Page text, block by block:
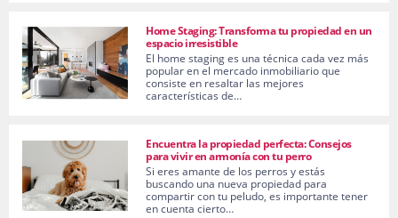
Home Staging: Transforma tu propiedad en un
espacio irresistible
El home staging es una técnica cada vez más
popular en el mercado inmobiliario que
consiste en resaltar las mejores
características de…
Encuentra la propiedad perfecta: Consejos
para vivir en armonía con tu perro
Si eres amante de los perros y estás
buscando una nueva propiedad para
compartir con tu peludo, es importante tener
en cuenta cierto…